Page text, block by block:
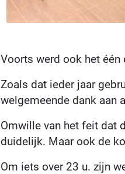
Voorts werd ook het één
Zoals dat ieder jaar
welgemeende dank aan
Omwille van het feit dat
duidelijk. Maar ook de
Om iets over 23 u. zijn